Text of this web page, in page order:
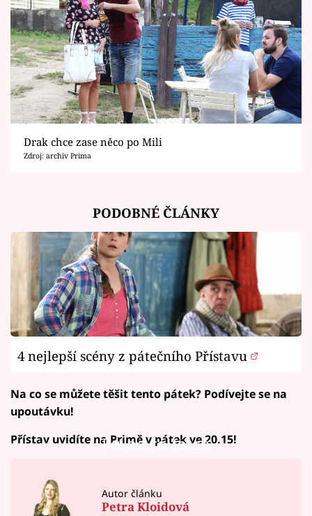
Drak chce zase něco po Mili
Zdroj: archiv Prima
PODOBNÉ ČLÁNKY
4 nejlepší scény z pátečního Přístavu
Na co se můžete těšit tento pátek? Podívejte se na
upoutávku!
Failed to fetch
Přístav uvidíte na Primě v pátek ve 20.15!
Autor článku
Petra Kloidová